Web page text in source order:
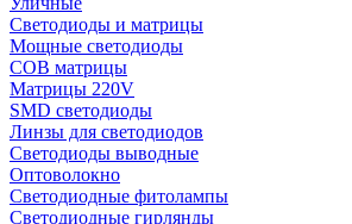
Светодиоды и матрицы
Мощные светодиоды
COB матрицы
Матрицы 220V
SMD светодиоды
Линзы для светодиодов
Светодиоды выводные
Оптоволокно
Светодиодные фитолампы
Светодиодные гирлянды